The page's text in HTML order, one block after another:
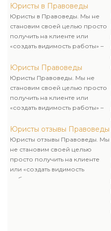
суть трудности, отыскать самые
эффективные пути ее
решения, а еще
проинформировать клиента в
полном объеме о возможных
пути к желаемому итогу.
Юристы в Правоведы
Юристы в Правоведы. Мы не
становим своей целью просто
получить на клиенте или
«создать видимость работы» –
суть трудности, отыскать самые
эффективные пути ее
решения, а еще
проинформировать клиента в
полном объеме о возможных
пути к желаемому итогу.
Юристы Правоведы
Юристы Правоведы. Мы не
становим своей целью просто
получить на клиенте или
«создать видимость работы» –
суть трудности, отыскать самые
эффективные пути ее
решения, а еще
проинформировать клиента в
полном объеме о возможных
сложностях и преградах на
Юристы отзывы Правоведы
Юристы отзывы Правоведы. Мы
не становим своей целью
просто получить на клиенте
или «создать видимость
работы» – мы всегда стараемся